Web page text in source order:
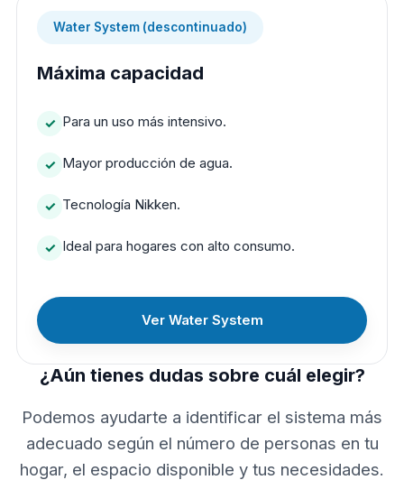
Water System (descontinuado)
Máxima capacidad
Para un uso más intensivo.
Mayor producción de agua.
Tecnología Nikken.
Ideal para hogares con alto consumo.
Ver Water System
¿Aún tienes dudas sobre cuál elegir?
Podemos ayudarte a identificar el sistema más
adecuado según el número de personas en tu
hogar, el espacio disponible y tus necesidades.